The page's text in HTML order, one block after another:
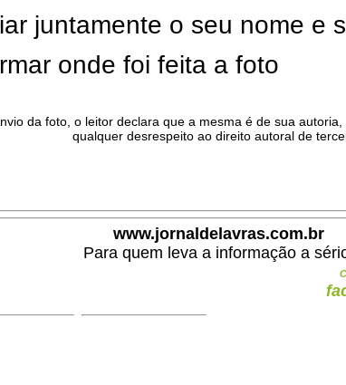
juntamente o seu nome e
onde foi feita a foto
da foto, o leitor declara que a mesma é de sua
qualquer desrespeito ao direito autoral de
www.jornaldelavras.com.br
Para quem leva a informação a